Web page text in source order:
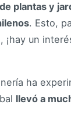
plantas y
. Esto,
¡hay un
ha
llevó a